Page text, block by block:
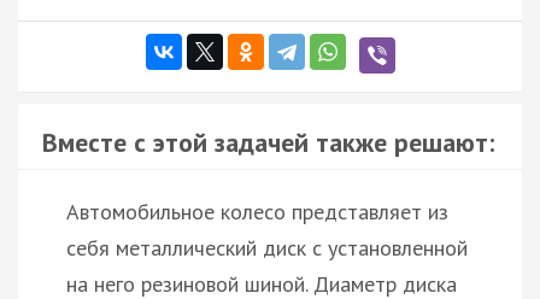
Вместе с этой задачей также решают:
Автомобильное колесо представляет из
себя металлический диск с установленной
на него резиновой шиной. Диаметр диска